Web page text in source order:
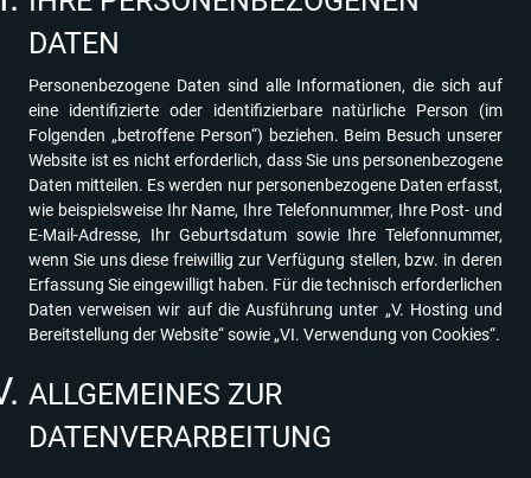
DATEN
Personenbezogene Daten sind alle Informationen, die sich auf
eine identifizierte oder identifizierbare natürliche Person (im
Folgenden „betroffene Person“) beziehen. Beim Besuch unserer
Website ist es nicht erforderlich, dass Sie uns personenbezogene
Daten mitteilen. Es werden nur personenbezogene Daten erfasst,
wie beispielsweise Ihr Name, Ihre Telefonnummer, Ihre Post- und
E-Mail-Adresse, Ihr Geburtsdatum sowie Ihre Telefonnummer,
wenn Sie uns diese freiwillig zur Verfügung stellen, bzw. in deren
Erfassung Sie eingewilligt haben. Für die technisch erforderlichen
Daten verweisen wir auf die Ausführung unter „V. Hosting und
Bereitstellung der Website“ sowie „VI. Verwendung von Cookies“.
ALLGEMEINES ZUR
DATENVERARBEITUNG